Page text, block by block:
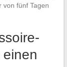
von fünf Tagen